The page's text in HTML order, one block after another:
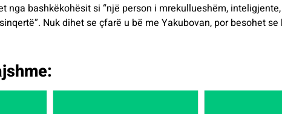
nga bashkëkohësit si “një person i mrekullueshëm,
Nuk dihet se çfarë u bë me Yakubovan, por besohet